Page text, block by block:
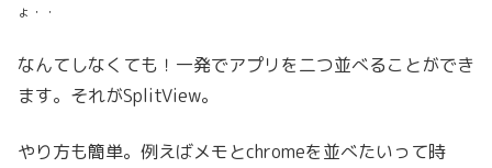
ょ・・
なんてしなくても！一発でアプリを二つ並べることができ
ます。それがSplitView。
やり方も簡単。例えばメモとchromeを並べたいって時